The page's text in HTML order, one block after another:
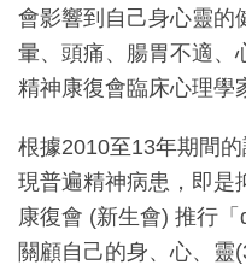
會影響到自己身心靈的
暈、頭痛、腸胃不適、
精神康復會臨床心理學
根據2010至13年期間
現普遍精神病患，即是
康復會 (新生會) 推行
關顧自己的身、心、靈